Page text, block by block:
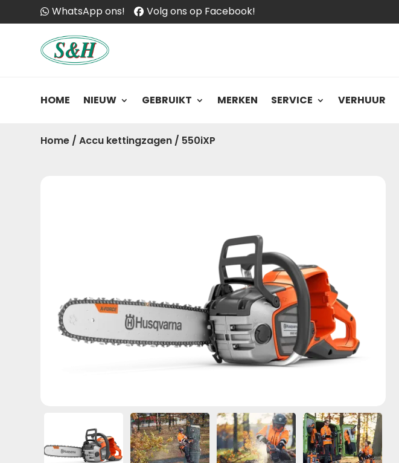
WhatsApp ons! Volg ons op Facebook!
HOME NIEUW GEBRUIKT MERKEN SERVICE VERHUUR
Home /Accu kettingzagen / 550iXP